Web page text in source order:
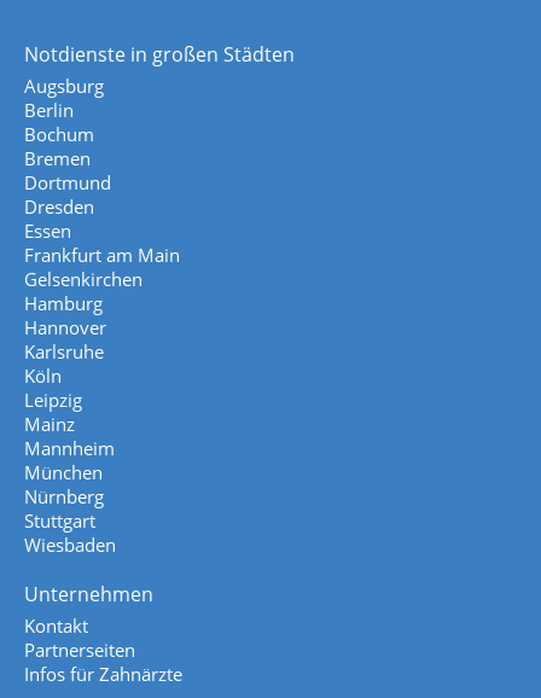
Notdienste in großen Städten
Augsburg
Berlin
Bochum
Bremen
Dortmund
Dresden
Essen
Frankfurt am Main
Gelsenkirchen
Hamburg
Hannover
Karlsruhe
Köln
Leipzig
Mainz
Mannheim
München
Nürnberg
Stuttgart
Wiesbaden
Unternehmen
Kontakt
Partnerseiten
Infos für Zahnärzte